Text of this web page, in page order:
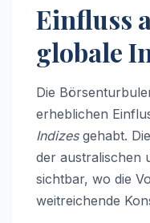
Einfluss
globale
Die
erheblichen
Indizesgehabt.
der australischen
sichtbar, wo die
weitreichende